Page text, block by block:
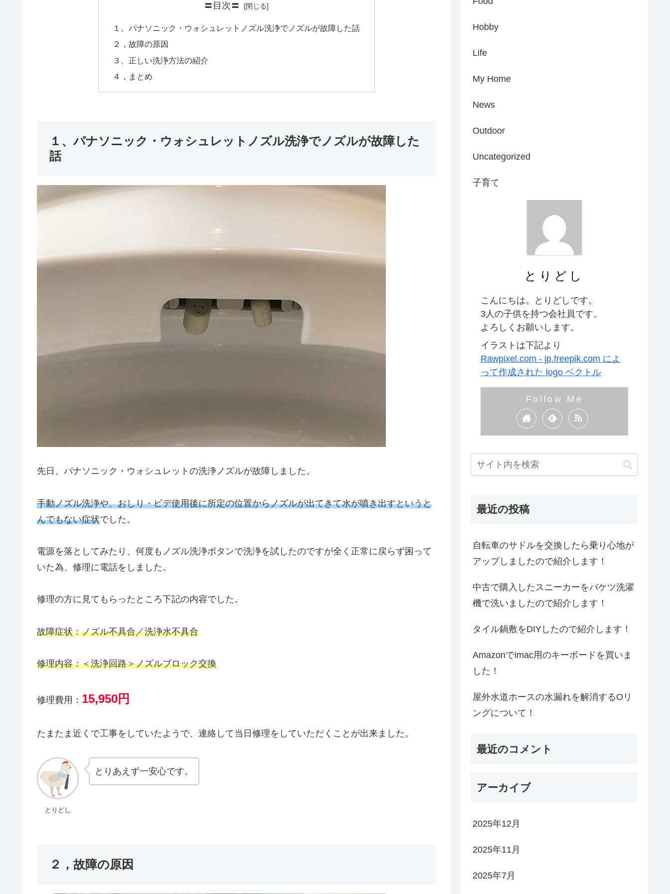
〓目次〓
１、パナソニック・ウォシュレットノズル洗浄でノズルが故障した話
２，故障の原因
３、正しい洗浄方法の紹介
４，まとめ
１、パナソニック・ウォシュレットノズル洗浄でノズルが故障した
話
先日、パナソニック・ウォシュレットの洗浄ノズルが故障しました。
手動ノズル洗浄や、おしり・ビデ使用後に所定の位置からノズルが出てきて水が噴き出すというと
んでもない症状でした。
電源を落としてみたり、何度もノズル洗浄ボタンで洗浄を試したのですが全く正常に戻らず困って
いた為、修理に電話をしました。
修理の方に見てもらったところ下記の内容でした。
故障症状：ノズル不具合／洗浄水不具合
修理内容：＜洗浄回路＞ノズルブロック交換
修理費用： 15,950円
たまたま近くで工事をしていたようで、連絡して当日修理をしていただくことが出来ました。
とりどし
とりあえず一安心です。
２，故障の原因
Hobby
Life
My Home
News
Outdoor
Uncategorized
子育て
とりどし
こんにちは。とりどしです。
3人の子供を持つ会社員です。
よろしくお願いします。
イラストは下記より
Rawpixel.com - jp.freepik.com によ
って作成された logo ベクトル
最近の投稿
自転車のサドルを交換したら乗り心地が
アップしましたので紹介します！
中古で購入したスニーカーをバケツ洗濯
機で洗いましたので紹介します！
タイル鍋敷をDIYしたので紹介します！
Amazonでimac用のキーボードを買いま
した！
屋外水道ホースの水漏れを解消するOリ
ングについて！
最近のコメント
アーカイブ
2025年12月
2025年11月
2025年7月